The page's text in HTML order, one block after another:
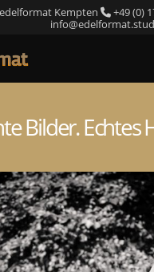
edelformat Kempten
+49 (0)
Bilder. Echtes